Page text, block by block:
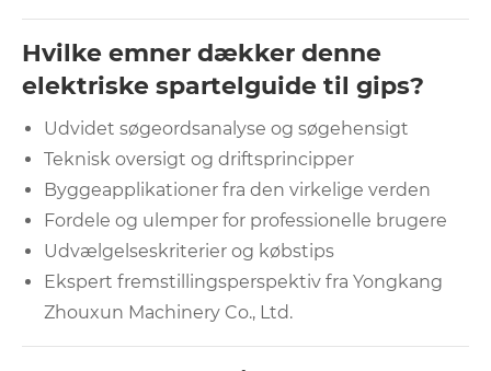
Hvilke emner dækker denne
elektriske spartelguide til gips?
Udvidet søgeordsanalyse og søgehensigt
Teknisk oversigt og driftsprincipper
Byggeapplikationer fra den virkelige verden
Fordele og ulemper for professionelle brugere
Udvælgelseskriterier og købstips
Ekspert fremstillingsperspektiv fra Yongkang
Zhouxun Machinery Co., Ltd.